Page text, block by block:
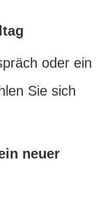
oder ein
Sie sich
neuer